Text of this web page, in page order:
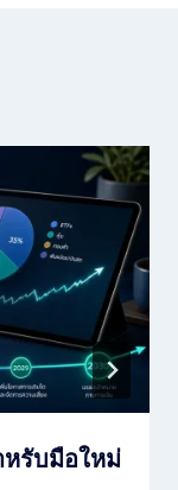
รับมือใหม่